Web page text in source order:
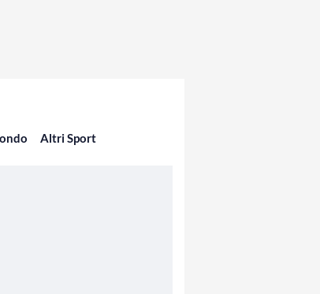
Altri Sport